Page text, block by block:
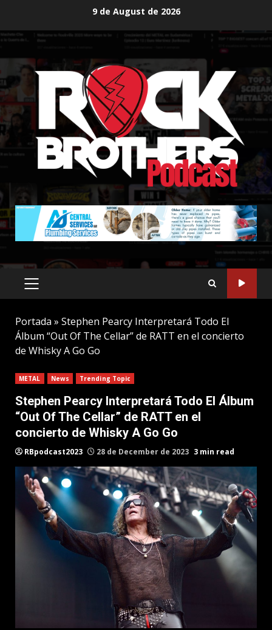
content
9 de August de 2026
PRIMARY
MENU
Portada » Stephen Pearcy Interpretará Todo El
Álbum “Out Of The Cellar” de RATT en el concierto
de Whisky A Go Go
METAL News Trending Topic
Stephen Pearcy Interpretará Todo El Álbum
“Out Of The Cellar” de RATT en el
concierto de Whisky A Go Go
RBpodcast2023 28 de December de 2023 3 min read